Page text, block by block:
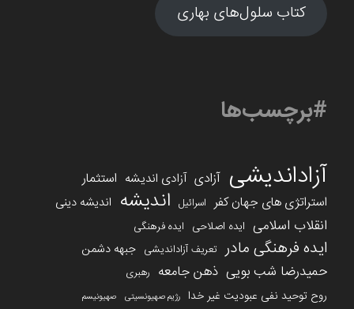
کتاب سلول‌های بهاری
#برچسب‌ها
آزاداندیشی آزادی آزادی اندیشه استثمار
استراتژی های جهان کفر اسرائیل اندیشه اندیشه دینی
انقلاب اسلامی ایده اصلاحی ایده فرهنگی
ایده فرهنگی مادر تعریف آزاداندیشی جبهه دشمن
حمیدرضا شب بویی ذهن جامعه رهبری
روح توحید نفی عبودیت غیر خدا رژیم صهیونسیتی صهیونیسم